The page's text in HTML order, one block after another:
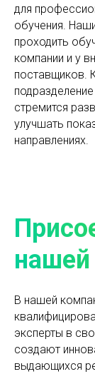
для
обучения.
проходить
компании и у
поставщиков.
стремится
улучшать
направлениях.
В нашей
эксперты в
создают
выдающихся